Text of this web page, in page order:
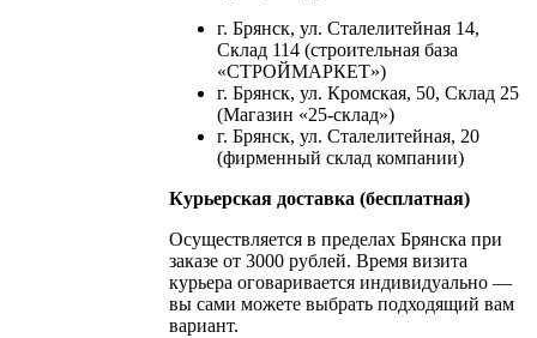
г. Брянск, ул. Сталелитейная 14,
Склад 114 (строительная база
«СТРОЙМАРКЕТ»)
г. Брянск, ул. Кромская, 50, Склад 25
(Магазин «25-склад»)
г. Брянск, ул. Сталелитейная, 20
(фирменный склад компании)
Курьерская доставка (бесплатная)
Осуществляется в пределах Брянска при
заказе от 3000 рублей. Время визита
курьера оговаривается индивидуально —
вы сами можете выбрать подходящий вам
вариант.